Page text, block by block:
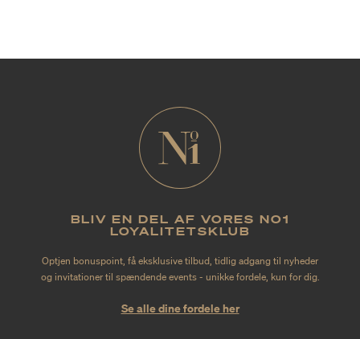
BLIV EN DEL AF VORES NO1
LOYALITETSKLUB
Optjen bonuspoint, få eksklusive tilbud, tidlig adgang til nyheder
og invitationer til spændende events - unikke fordele, kun for dig.
Se alle dine fordele her